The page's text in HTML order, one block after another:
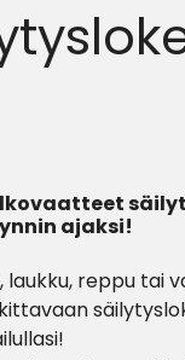
ajaksi!
laukku, reppu tai